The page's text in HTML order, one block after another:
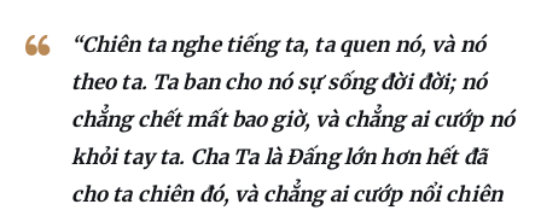
“Chiên ta nghe tiếng ta, ta quen nó, và nó
theo ta. Ta ban cho nó sự sống đời đời; nó
chẳng chết mất bao giờ, và chẳng ai cướp nó
khỏi tay ta. Cha Ta là Đấng lớn hơn hết đã
cho ta chiên đó, và chẳng ai cướp nổi chiên